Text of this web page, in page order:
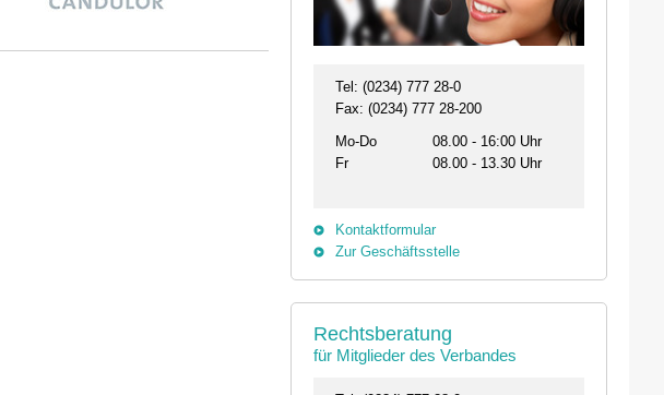
Tel: (0234) 777 28-0
Fax: (0234) 777 28-200
Mo-Do
08.00 - 16:00 Uhr
Fr
08.00 - 13.30 Uhr
Kontaktformular
Zur Geschäftsstelle
Rechtsberatung
für Mitglieder des Verbandes
26.08. - 29.08.2026
Termin anzeigen